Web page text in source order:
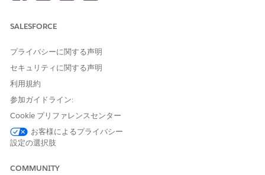
購入した URL リンクに不具合がある場合は、次の代
）にアクセスします
画面の指示に従って管理パッケージをインストール
します。
インストール完了後、対象のユーザーに [Backup
and Restore User] 権限セットライセンスを割り当
てます
補足:[Backup and Restore User Permission Set] ライセ
SALESFORCE
プライバシーに関する声明
セキュリティに関する声明
利用規約
参加ガイドライン:
Cookie プリファレンスセンター
お客様によるプライバシー
設定の選択肢
COMMUNITY